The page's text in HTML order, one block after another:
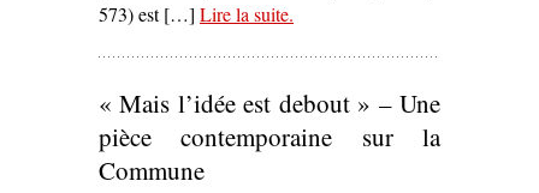
573) est […] Lire la suite– ‘
et le Théâtre du Radeau : un
théâtre apolitiquement politique
.
« Mais l’idée est debout » – Une
pièce contemporaine sur la
Commune